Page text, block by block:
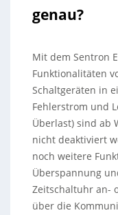
genau?
Mit dem Sentron
Funktionalitäten
Schaltgeräten in
Fehlerstrom und
Überlast) sind ab
nicht deaktiviert
noch weitere
Überspannung
Zeitschaltuhr an-
über die